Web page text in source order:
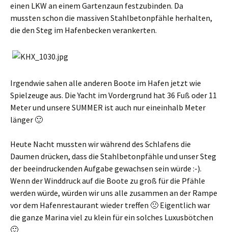
einen LKW an einem Gartenzaun festzubinden. Da
mussten schon die massiven Stahlbetonpfähle herhalten,
die den Steg im Hafenbecken verankerten.
Irgendwie sahen alle anderen Boote im Hafen jetzt wie
Spielzeuge aus. Die Yacht im Vordergrund hat 36 Fuß oder 11
Meter und unsere SUMMER ist auch nur eineinhalb Meter
länger 🙂
Heute Nacht mussten wir während des Schlafens die
Daumen drücken, dass die Stahlbetonpfähle und unser Steg
der beeindruckenden Aufgabe gewachsen sein würde :-).
Wenn der Winddruck auf die Boote zu groß für die Pfähle
werden würde, würden wir uns alle zusammen an der Rampe
vor dem Hafenrestaurant wieder treffen 🙁 Eigentlich war
die ganze Marina viel zu klein für ein solches Luxusbötchen
🙂